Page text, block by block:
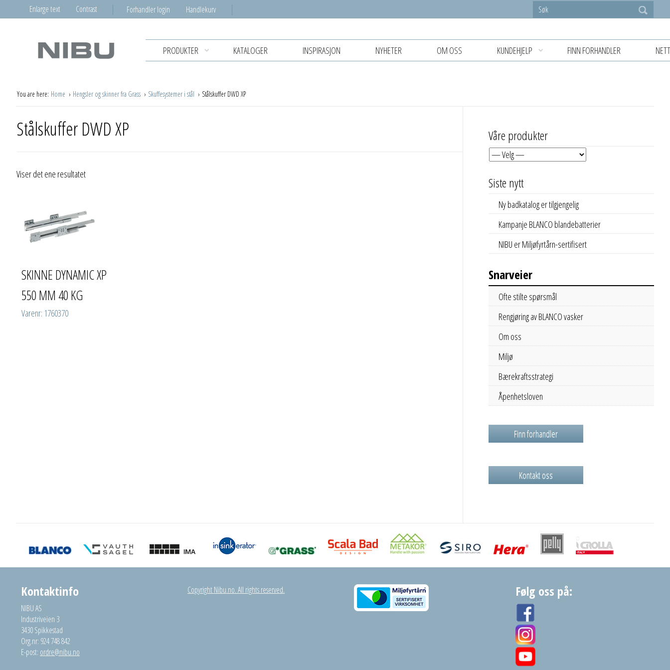
Enlarge text Contrast Forhandler login Handlekurv
PRODUKTER KATALOGER INSPIRASJON NYHETER OM OSS KUNDEHJELP FINN FORHANDLER
You are here: Home Hengsler og skinner fra Grass Skuffesystemer i stål Stålskuffer DWD XP
Stålskuffer DWD XP
Viser det ene resultatet
SKINNE DYNAMIC XP
550 MM 40 KG
Varenr: 1760370
Våre produkter
Siste nytt
Ny badkatalog er tilgjengelig
Kampanje BLANCO blandebatterier
NIBU er Miljøfyrtårn-sertifisert
Snarveier
Ofte stilte spørsmål
Rengjøring av BLANCO vasker
Om oss
Miljø
Bærekraftsstrategi
Åpenhetsloven
Finn forhandler
Kontakt oss
Kontaktinfo
NIBU AS
Industriveien 3
3430 Spikkestad
Org.nr: 924 748 842
E-post: ordre@nibu.no
Copyright Nibu.no. All rights reserved. Følg oss på: